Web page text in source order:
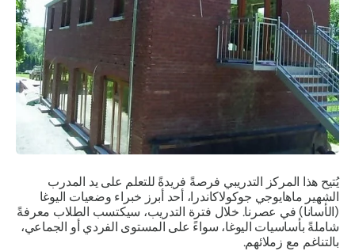
يُتيح هذا المركز التدريبي فرصةً فريدةً للتعلم على يد المدرب
الشهير ماهايوجي جوكولاكاندرا، أحد أبرز خبراء وضعيات اليوغا
(الأسانا) في عصرنا. خلال فترة التدريب، سيكتسب الطلاب معرفةً
شاملةً بأساسيات اليوغا، سواءً على المستوى الفردي أو الجماعي،
بالتناغم مع زملائهم.